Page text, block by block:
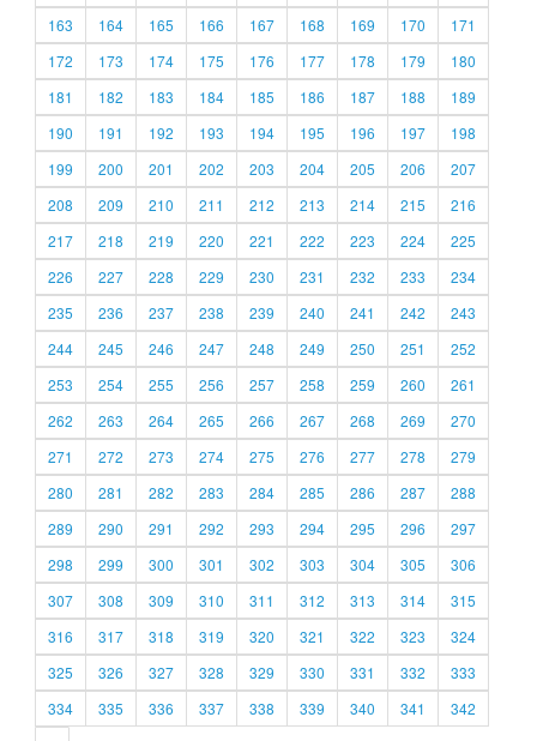
163
164 165 166 167 168 169 170
171
172
173 174 175 176 177 178 179
180
181
182 183 184 185 186 187 188
189
190
191 192 193 194 195 196 197
198
199
200 201 202 203 204 205 206
207
208
209 210 211 212 213 214 215
216
217
218 219 220 221 222 223 224
225
226
227 228 229 230 231 232 233
234
235
236 237 238 239 240 241 242
243
244
245 246 247 248 249 250 251
252
253
254 255 256 257 258 259 260
261
262
263 264 265 266 267 268 269
270
271
272 273 274 275 276 277 278
279
280
281 282 283 284 285 286 287
288
289
290 291 292 293 294 295 296
297
298
299 300 301 302 303 304 305
306
307
308 309 310 311 312 313 314
315
316
317 318 319 320 321 322 323
324
325
326 327 328 329 330 331 332
333
334
335 336 337 338 339 340 341
342